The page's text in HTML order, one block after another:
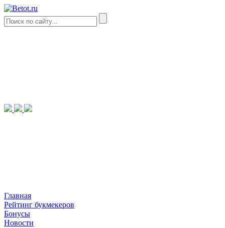
Главная
Рейтинг букмекеров
Бонусы
Новости